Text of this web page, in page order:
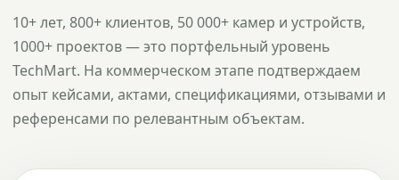
10+ лет, 800+ клиентов, 50 000+ камер и устройств,
1000+ проектов — это портфельный уровень
TechMart. На коммерческом этапе подтверждаем
опыт кейсами, актами, спецификациями, отзывами и
референсами по релевантным объектам.